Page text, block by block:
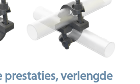
prestaties, verlengde